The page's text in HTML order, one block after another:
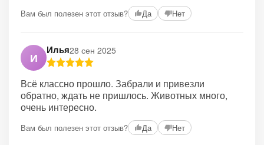
Вам был полезен этот отзыв? Да Нет
И
Илья28 сен 2025
Всё классно прошло. Забрали и привезли
обратно, ждать не пришлось. Животных много,
очень интересно.
Вам был полезен этот отзыв? Да Нет